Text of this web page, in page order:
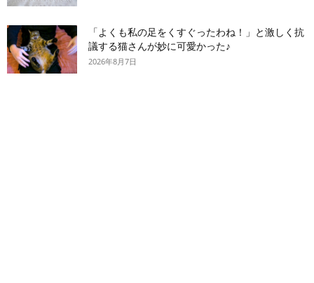
「よくも私の足をくすぐったわね！」と激しく抗
議する猫さんが妙に可愛かった♪
2026年8月7日